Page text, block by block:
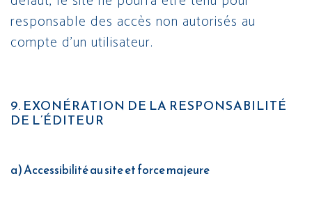
responsable des accès non autorisés au
compte d’un utilisateur.
9. EXONÉRATION DE LA RESPONSABILITÉ
DE L’ÉDITEUR
a) Accessibilité au site et force majeure